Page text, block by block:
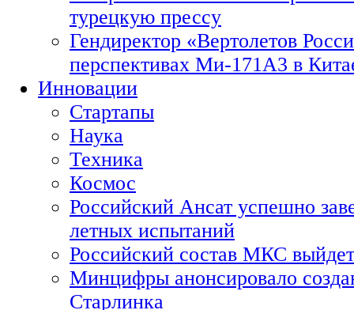
турецкую прессу
Гендиректор «Вертолетов
перспективах Ми-171А3 в
Инновации
Стартапы
Наука
Техника
Космос
Российский Ансат успешно
летных испытаний
Российский состав МКС
Минцифры анонсировало
Старлинка